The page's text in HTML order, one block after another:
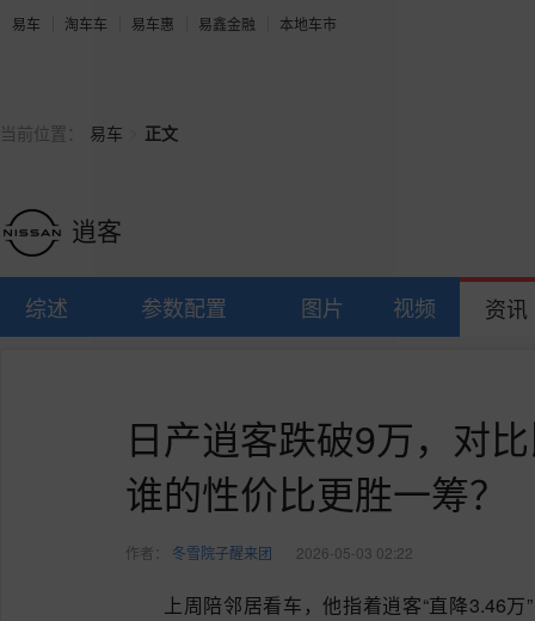
易车 淘车车 易车惠 易鑫金融 本地车市
当前位置： 易车 正文
逍客
综述 参数配置 图片 视频 资讯
日产逍客跌破9万，对
谁的性价比更胜一筹？
作者： 冬雪院子醒来团 2026-05-03 02:22
上周陪邻居看车，他指着逍客“直降3.46